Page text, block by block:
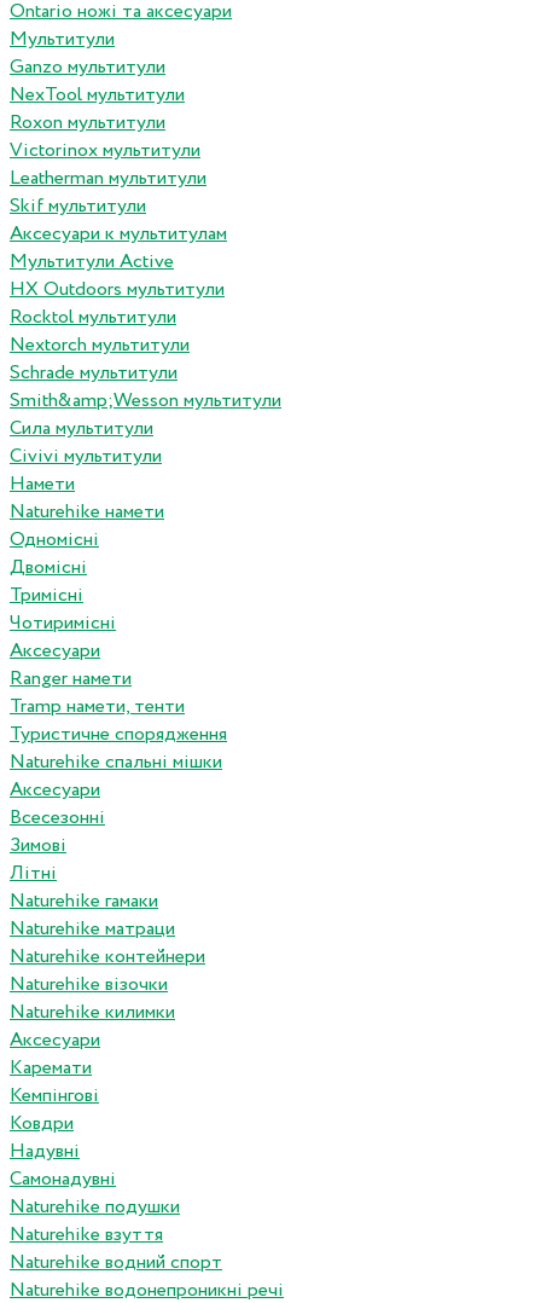
Ontario ножі та аксесуари
Мультитули
Ganzo мультитули
NexTool мультитули
Roxon мультитули
Victorinox мультитули
Leatherman мультитули
Skif мультитули
Аксесуари к мультитулам
Мультитули Active
HX Outdoors мультитули
Rocktol мультитули
Nextorch мультитули
Schrade мультитули
Smith&amp;Wesson мультитули
Сила мультитули
Civivi мультитули
Намети
Naturehike намети
Одномісні
Двомісні
Тримісні
Чотиримісні
Аксесуари
Ranger намети
Tramp намети, тенти
Туристичне спорядження
Naturehike спальні мішки
Аксесуари
Всесезонні
Зимові
Літні
Naturehike гамаки
Naturehike матраци
Naturehike контейнери
Naturehike візочки
Naturehike килимки
Аксесуари
Каремати
Кемпінгові
Ковдри
Надувні
Самонадувні
Naturehike подушки
Naturehike взуття
Naturehike водний спорт
Naturehike водонепроникні речі